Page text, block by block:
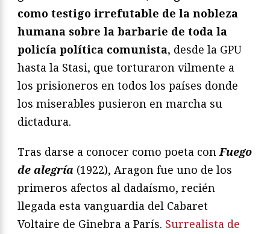
como testigo irrefutable de la nobleza
humana sobre la barbarie de toda la
policía política comunista, desde la GPU
hasta la Stasi, que torturaron vilmente a
los prisioneros en todos los países donde
los miserables pusieron en marcha su
dictadura.
Tras darse a conocer como poeta conFuego
de alegría (1922), Aragon fue uno de los
primeros afectos al dadaísmo, recién
llegada esta vanguardia del Cabaret
Voltaire de Ginebra a París. Surrealista de